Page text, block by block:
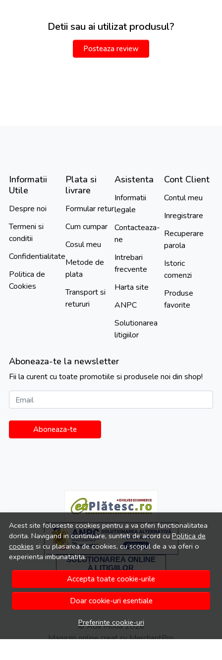
Detii sau ai utilizat produsul?
Posteaza review
Acest site foloseste cookies pentru a va oferi functionalitatea
dorita. Navigand in continuare, sunteti de acord cuPolitica de
cookies si cu plasarea de cookies, cu scopul de a va oferi o
experienta imbunatatita.
Accepta toate cookie-urile
Doar cookie-uri esentiale
Preferinte cookie-uri
Informatii
Utile
Despre noi
Termeni si
conditii
Confidentialitate
Politica de
Cookies
Plata si
livrare
Formular retur
Cum cumpar
Cosul meu
Metode de
plata
Transport si
retururi
Asistenta
Informatii
legale
Contacteaza-
ne
Intrebari
frecvente
Harta site
ANPC
Solutionarea
litigiilor
Cont Client
Contul meu
Inregistrare
Recuperare
parola
Istoric
comenzi
Produse
favorite
Aboneaza-te la newsletter
Fii la curent cu toate promotiile si produsele noi din shop!
Email
Aboneaza-te
© Ada Moda 2026
Magazin online creat cu MerchantPro